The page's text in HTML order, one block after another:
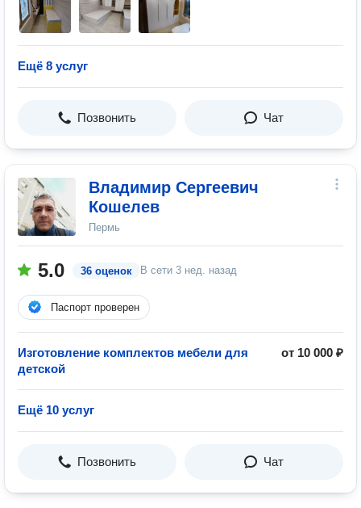
Ещё 8 услуг
Позвонить Чат
Владимир Сергеевич
Кошелев
Пермь
5.0 36 оценок В сети 3 нед. назад
Паспорт проверен
Изготовление комплектов мебели для
детской
от 10 000 ₽
Ещё 10 услуг
Позвонить Чат